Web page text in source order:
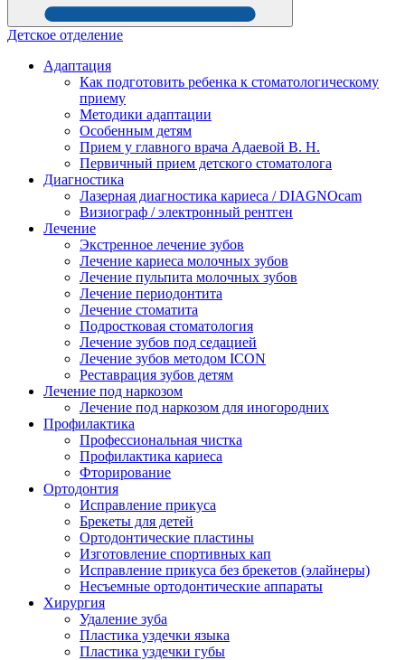
Детское отделение
Адаптация
Как подготовить ребенка к стоматологическому
приему
Методики адаптации
Особенным детям
Прием у главного врача Адаевой В. Н.
Первичный прием детского стоматолога
Диагностика
Лазерная диагностика кариеса / DIAGNOcam
Визиограф / электронный рентген
Лечение
Экстренное лечение зубов
Лечение кариеса молочных зубов
Лечение пульпита молочных зубов
Лечение периодонтита
Лечение стоматита
Подростковая стоматология
Лечение зубов под седацией
Лечение зубов методом ICON
Реставрация зубов детям
Лечение под наркозом
Лечение под наркозом для иногородних
Профилактика
Профессиональная чистка
Профилактика кариеса
Фторирование
Ортодонтия
Исправление прикуса
Брекеты для детей
Ортодонтические пластины
Изготовление спортивных кап
Исправление прикуса без брекетов (элайнеры)
Несъемные ортодонтические аппараты
Хирургия
Удаление зуба
Пластика уздечки языка
Пластика уздечки губы